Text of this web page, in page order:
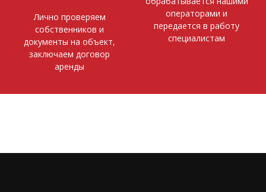
Лично проверяем
собственников и
документы на объект,
заключаем договор
аренды
операторами и
передается в работу
специалистам